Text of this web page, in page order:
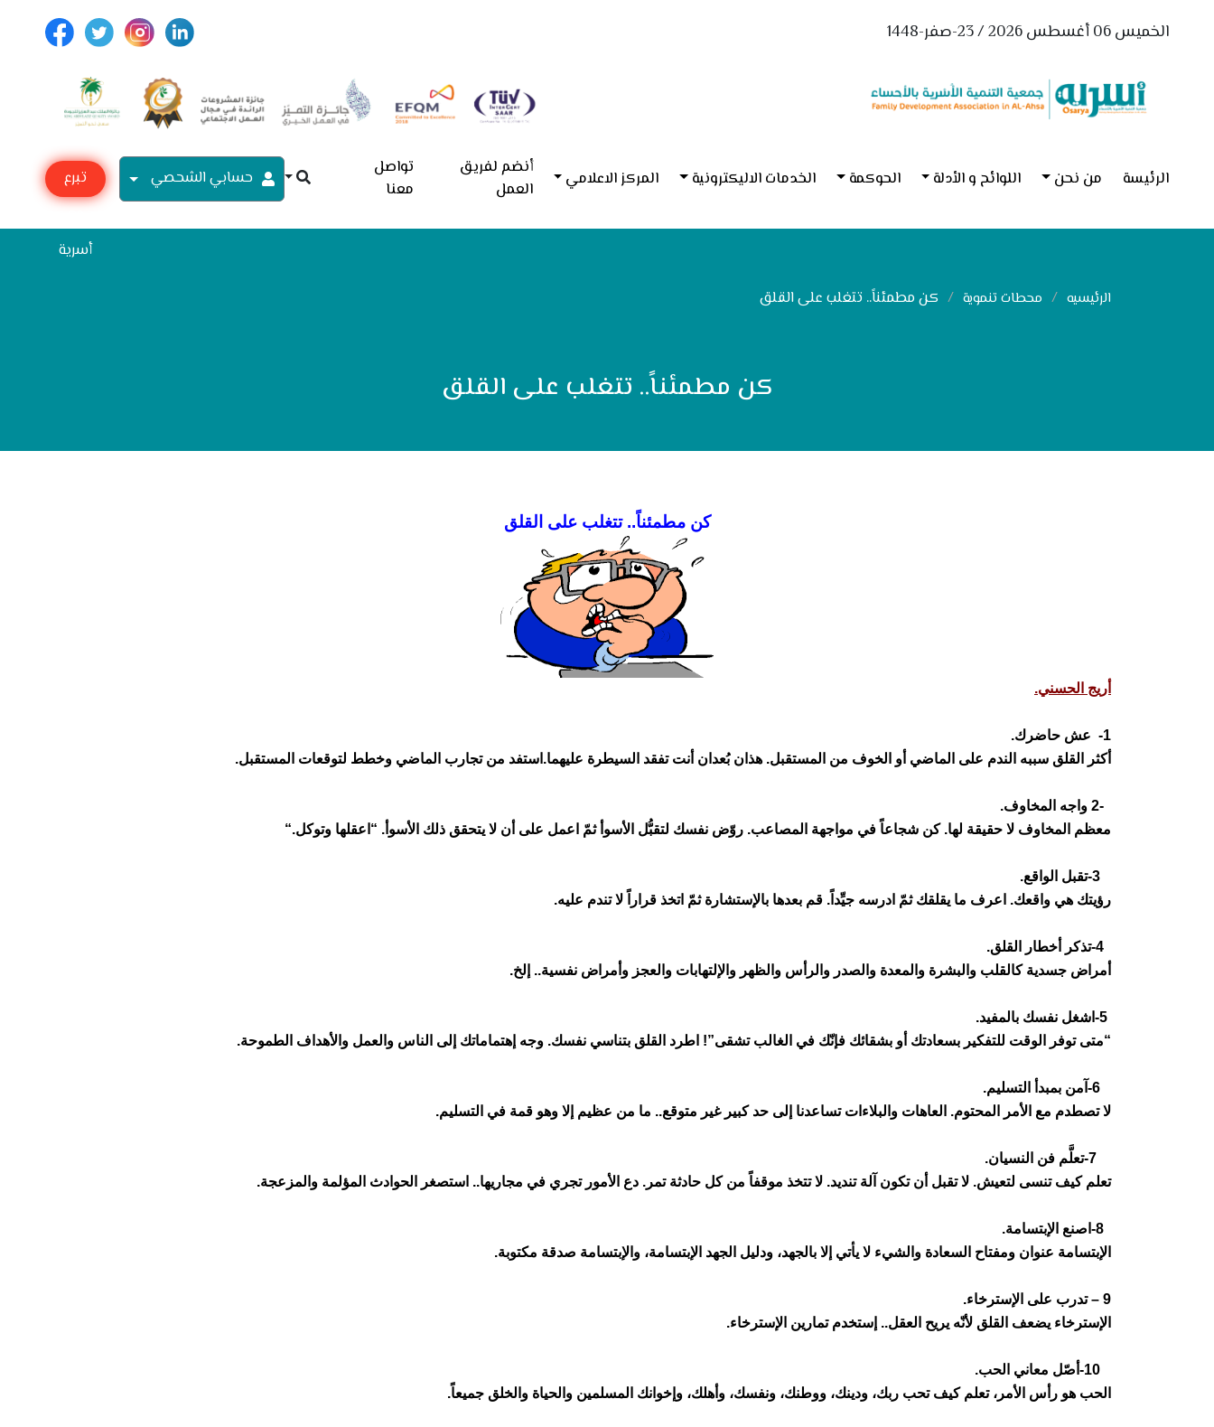
الخميس 06 أغسطس 2026 / 23-صفر-1448
الرئيسة من نحن اللوائح و الأدلة الحوكمة الخدمات الاليكترونية المركز الاعلامي
أنضم لفريق
العمل
تواصل
معنا
حسابي الشحصي
تبرع
أسرية
الرئيسيه محطات تنموية كن مطمئناً.. تتغلب على القلق
كن مطمئناً.. تتغلب على القلق
كن مطمئناً.. تتغلب على القلق
أريج الحسني.
-1 عش حاضرك.
أكثر القلق سببه الندم على الماضي أو الخوف من المستقبل. هذان بُعدان أنت تفقد السيطرة عليهما.استفد من تجارب الماضي وخطط لتوقعات المستقبل.
-2 واجه المخاوف
.
معظم المخاوف لا حقيقة لها. كن شجاعاً في مواجهة المصاعب. روّض نفسك لتقبُّل الأسوأ ثمّ اعمل على أن لا يتحقق ذلك الأسوأ. “اعقلها وتوكل“.
-3تقبل الواقع.
رؤيتك هي واقعك. اعرف ما يقلقك ثمّ ادرسه جيِّداً. قم بعدها بالإستشارة ثمّ اتخذ قراراً لا تندم عليه.
-4تذكر أخطار القلق.
أمراض جسدية كالقلب والبشرة والمعدة والصدر والرأس والظهر والإلتهابات والعجز وأمراض نفسية.. إلخ.
-5 اشغل نفسك بالمفيد.
“متى توفر الوقت للتفكير بسعادتك أو بشقائك فإنّك في الغالب تشقى”! اطرد القلق بتناسي نفسك. وجه إهتماماتك إلى الناس والعمل والأهداف الطموحة.
-6 آمن بمبدأ التسليم.
لا تصطدم مع الأمر المحتوم. العاهات والبلاءات تساعدنا إلى حد كبير غير متوقع.. ما من عظيم إلا وهو قمة في التسليم.
-7تعلَّم فن النسيان.
تعلم كيف تنسى لتعيش. لا تقبل أن تكون آلة تنديد. لا تتخذ موقفاً من كل حادثة تمر. دع الأمور تجري في مجاريها.. استصغر الحوادث المؤلمة والمزعجة.
-8 اصنع الإبتسامة.
الإبتسامة عنوان ومفتاح السعادة والشيء لا يأتي إلا بالجهد، ودليل الجهد الإبتسامة، والإبتسامة صدقة مكتوبة.
– 9تدرب على الإسترخاء.
الإسترخاء يضعف القلق لأنّه يريح العقل.. إستخدم تمارين الإسترخاء.
-10 أصّل معاني الحب.
الحب هو رأس الأمر، تعلم كيف تحب ربك، ودينك، ووطنك، ونفسك، وأهلك، وإخوانك المسلمين والحياة والخلق جميعاً.